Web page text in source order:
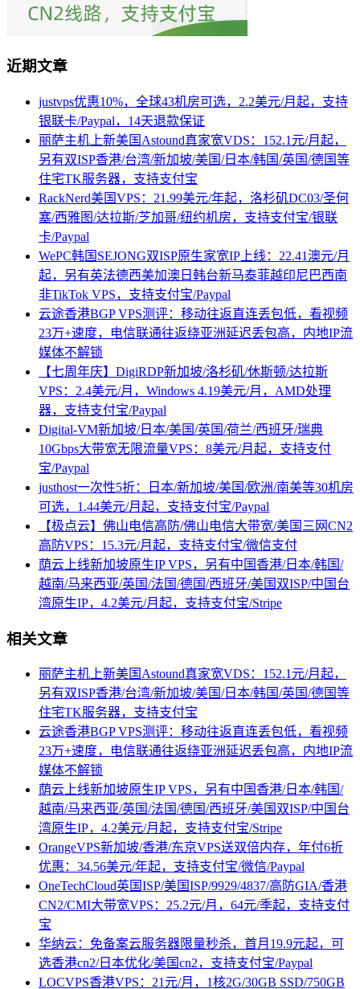
近期文章
justvps优惠10%，全球43机房可选，2.2美元/月起，支持
银联卡/Paypal，14天退款保证
丽萨主机上新美国Astound真家宽VDS：152.1元/月起，
另有双ISP香港/台湾/新加坡/美国/日本/韩国/英国/德国等
住宅TK服务器，支持支付宝
RackNerd美国VPS：21.99美元/年起，洛杉矶DC03/圣何
塞/西雅图/达拉斯/芝加哥/纽约机房，支持支付宝/银联
卡/Paypal
WePC韩国SEJONG双ISP原生家宽IP上线：22.41澳元/月
起，另有英法德西美加澳日韩台新马泰菲越印尼巴西南
非TikTok VPS，支持支付宝/Paypal
云途香港BGP VPS测评：移动往返直连丢包低，看视频
23万+速度，电信联通往返绕亚洲延迟丢包高，内地IP流
媒体不解锁
【七周年庆】DigiRDP新加坡/洛杉矶/休斯顿/达拉斯
VPS：2.4美元/月，Windows 4.19美元/月，AMD处理
器，支持支付宝/Paypal
Digital-VM新加坡/日本/美国/英国/荷兰/西班牙/瑞典
10Gbps大带宽无限流量VPS：8美元/月起，支持支付
宝/Paypal
justhost一次性5折：日本/新加坡/美国/欧洲/南美等30机房
可选，1.44美元/月起，支持支付宝/Paypal
【极点云】佛山电信高防/佛山电信大带宽/美国三网CN2
高防VPS：15.3元/月起，支持支付宝/微信支付
荫云上线新加坡原生IP VPS，另有中国香港/日本/韩国/
越南/马来西亚/英国/法国/德国/西班牙/美国双ISP/中国台
湾原生IP，4.2美元/月起，支持支付宝/Stripe
相关文章
丽萨主机上新美国Astound真家宽VDS：152.1元/月起，
另有双ISP香港/台湾/新加坡/美国/日本/韩国/英国/德国等
住宅TK服务器，支持支付宝
云途香港BGP VPS测评：移动往返直连丢包低，看视频
23万+速度，电信联通往返绕亚洲延迟丢包高，内地IP流
媒体不解锁
荫云上线新加坡原生IP VPS，另有中国香港/日本/韩国/
越南/马来西亚/英国/法国/德国/西班牙/美国双ISP/中国台
湾原生IP，4.2美元/月起，支持支付宝/Stripe
OrangeVPS新加坡/香港/东京VPS送双倍内存，年付6折
优惠：34.56美元/年起，支持支付宝/微信/Paypal
OneTechCloud英国ISP/美国ISP/9929/4837/高防GIA/香港
CN2/CMI大带宽VPS：25.2元/月，64元/季起，支持支付
宝
华纳云：免备案云服务器限量秒杀，首月19.9元起，可
选香港cn2/日本优化/美国cn2，支持支付宝/Paypal
LOCVPS香港VPS：21元/月，1核2G/30GB SSD/750GB